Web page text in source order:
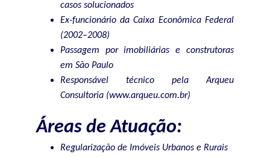
casos solucionados
Ex-funcionário da Caixa Econômica Federal
(2002–2008)
Passagem por imobiliárias e construtoras
em São Paulo
Responsável técnico pela Arqueu
Consultoria (www.arqueu.com.br)
Áreas de Atuação:
Regularização de Imóveis Urbanos e Rurais